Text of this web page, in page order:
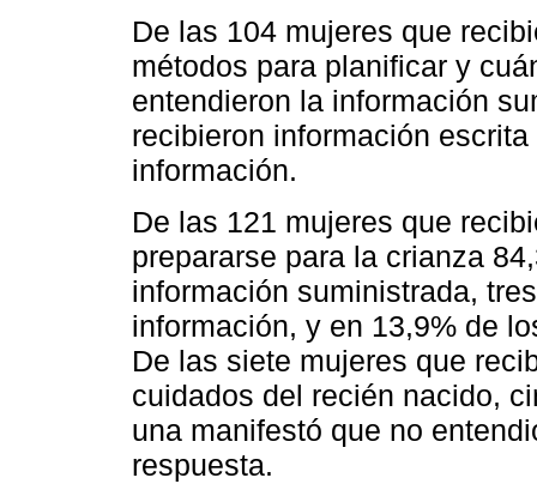
De las 104 mujeres que
métodos para planificar y
entendieron la información
recibieron información
información.
De las 121 mujeres que
prepararse para la crianza
información suministrada,
información, y en 13,9% de
De las siete mujeres que
cuidados del recién nacido,
una manifestó que no
respuesta.